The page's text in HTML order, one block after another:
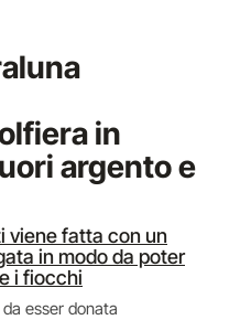
in
argento e
viene fatta con un
in modo da poter
i fiocchi
esser donata